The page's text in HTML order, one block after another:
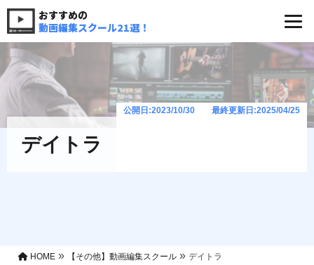
おすすめの
動画編集スクール21選！
デイトラ
公開日:2023/10/30 最終更新日:2025/04/25
HOME » 【その他】動画編集スクール »デイトラ